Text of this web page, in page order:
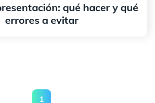
qué hacer y qué
errores a evitar
1